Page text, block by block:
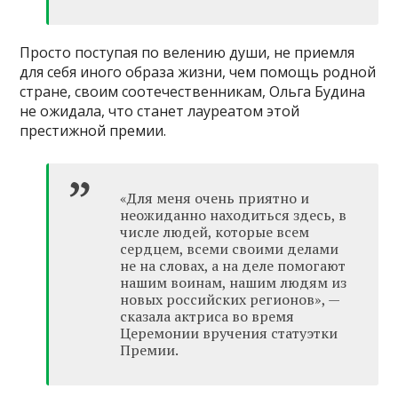
Просто поступая по велению души, не приемля
для себя иного образа жизни, чем помощь родной
стране, своим соотечественникам, Ольга Будина
не ожидала, что станет лауреатом этой
престижной премии.
«Для меня очень приятно и
неожиданно находиться здесь, в
числе людей, которые всем
сердцем, всеми своими делами
не на словах, а на деле помогают
нашим воинам, нашим людям из
новых российских регионов», —
сказала актриса во время
Церемонии вручения статуэтки
Премии.